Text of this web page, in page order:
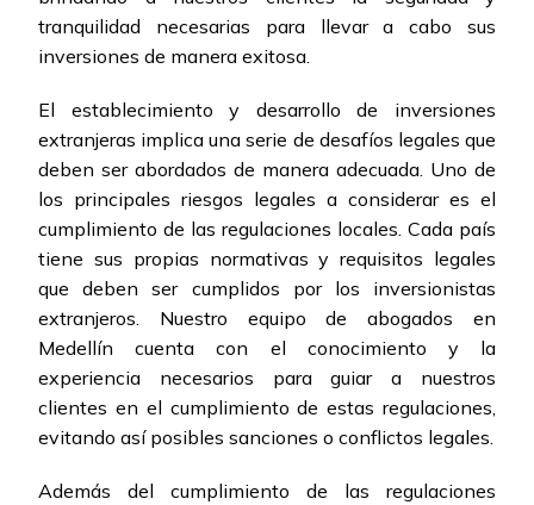
tranquilidad necesarias para llevar a cabo sus
inversiones de manera exitosa.
El establecimiento y desarrollo de inversiones
extranjeras implica una serie de desafíos legales que
deben ser abordados de manera adecuada. Uno de
los principales riesgos legales a considerar es el
cumplimiento de las regulaciones locales. Cada país
tiene sus propias normativas y requisitos legales
que deben ser cumplidos por los inversionistas
extranjeros. Nuestro equipo de abogados en
Medellín cuenta con el conocimiento y la
experiencia necesarios para guiar a nuestros
clientes en el cumplimiento de estas regulaciones,
evitando así posibles sanciones o conflictos legales.
Además del cumplimiento de las regulaciones